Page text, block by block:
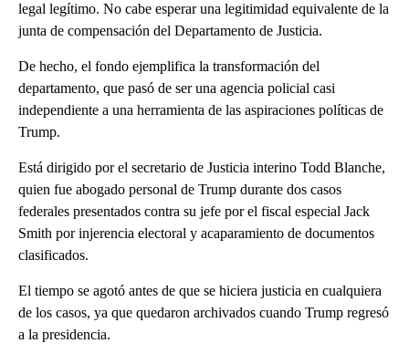
legal legítimo. No cabe esperar una legitimidad equivalente de la
junta de compensación del Departamento de Justicia.
De hecho, el fondo ejemplifica la transformación del
departamento, que pasó de ser una agencia policial casi
independiente a una herramienta de las aspiraciones políticas de
Trump.
Está dirigido por el secretario de Justicia interino Todd Blanche,
quien fue abogado personal de Trump durante dos casos
federales presentados contra su jefe por el fiscal especial Jack
Smith por injerencia electoral y acaparamiento de documentos
clasificados.
El tiempo se agotó antes de que se hiciera justicia en cualquiera
de los casos, ya que quedaron archivados cuando Trump regresó
a la presidencia.